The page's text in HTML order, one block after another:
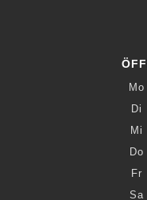
Mo
Di
Mi
Do
Fr
Sa